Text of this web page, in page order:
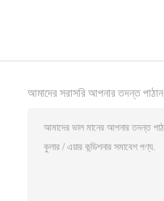
আমাদের সরাসরি আপনার তদন্ত পাঠান